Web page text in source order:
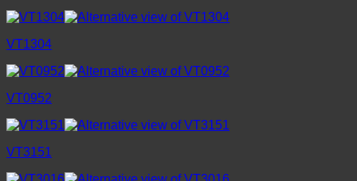
VT1304
VT0952
VT3151